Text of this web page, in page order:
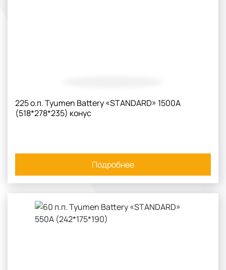
225 о.п. Tyumen Battery «STANDARD» 1500А
(518*278*235) конус
Подробнее